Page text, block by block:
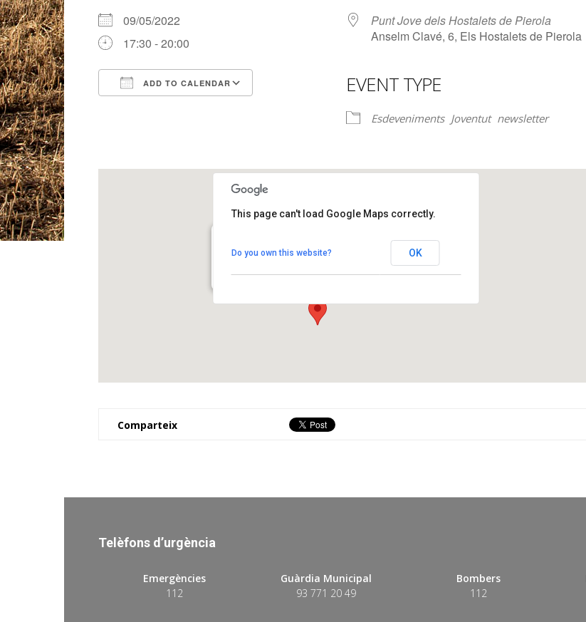
09/05/2022
17:30 - 20:00
ADD TO CALENDAR
Google Calendar
Punt Jove dels Hostalets de Pierola
Anselm Clavé, 6, Els Hostalets de Pierola
EVENT TYPE
Esdeveniments Joventut newsletter
View Events
This page can't load Google Maps correctly.
Do you own this website? OK
Comparteix
Telèfons d’urgència
Emergències
112
Guàrdia Municipal
93 771 20 49
Bombers
112